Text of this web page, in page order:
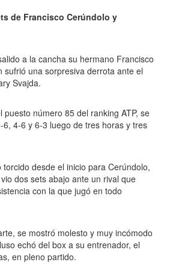
de Francisco Cerúndolo y
a la cancha su hermano Francisco
sufrió una sorpresiva derrota ante el
Svajda.
puesto número 85 del ranking ATP, se
4-6 y 6-3 luego de tres horas y tres
desde el inicio para Cerúndolo,
dos sets abajo ante un rival que
con la que jugó en todo
se mostró molesto y muy incómodo
echó del box a su entrenador, el
en pleno partido.